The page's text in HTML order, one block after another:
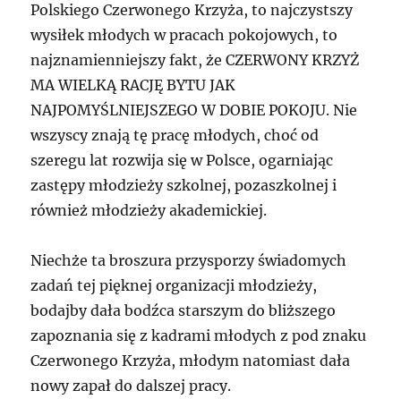
Polskiego Czerwonego Krzyża, to najczystszy
wysiłek młodych w pracach pokojowych, to
najznamienniejszy fakt, że CZERWONY KRZYŻ
MA WIELKĄ RACJĘ BYTU JAK
NAJPOMYŚLNIEJSZEGO W DOBIE POKOJU. Nie
wszyscy znają tę pracę młodych, choć od
szeregu lat rozwija się w Polsce, ogarniając
zastępy młodzieży szkolnej, pozaszkolnej i
również młodzieży akademickiej.
Niechże ta broszura przysporzy świadomych
zadań tej pięknej organizacji młodzieży,
bodajby dała bodźca starszym do bliższego
zapoznania się z kadrami młodych z pod znaku
Czerwonego Krzyża, młodym natomiast dała
nowy zapał do dalszej pracy.